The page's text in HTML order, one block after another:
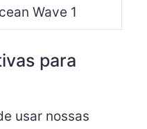
Wave 1
para
usar nossas